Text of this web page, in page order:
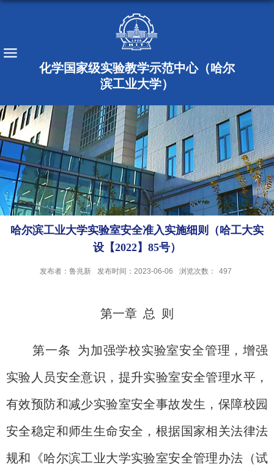
化学国家级实验教学示范中心（哈尔
滨工业大学）
哈尔滨工业大学实验室安全准入实施细则（哈工大实
设【2022】85号）
发布者：鲁兆新 发布时间：2023-06-06 浏览次数： 497
第一章 总 则
第一条
为加强学校实验室安全管理，增强
实验人员安全意识，提升实验室安全管理水平，
有效预防和减少实验室安全事故发生，保障校园
安全稳定和师生生命安全，根据国家相关法律法
规和《哈尔滨工业大学实验室安全管理办法（试